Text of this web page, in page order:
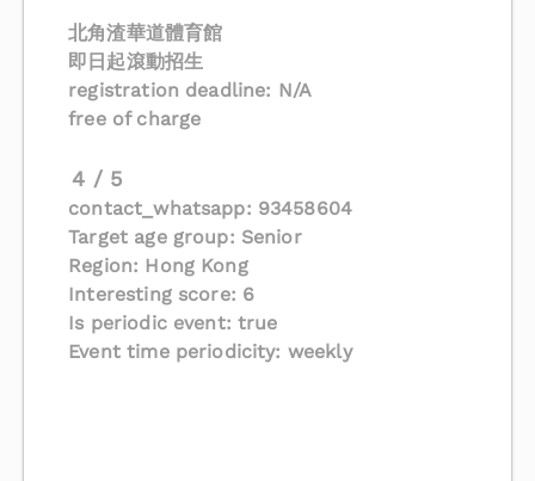
北角渣華道體育館
即日起滾動招生
registration deadline: N/A
free of charge
4 / 5
contact_whatsapp: 93458604
Target age group: Senior
Region: Hong Kong
Interesting score: 6
Is periodic event: true
Event time periodicity: weekly